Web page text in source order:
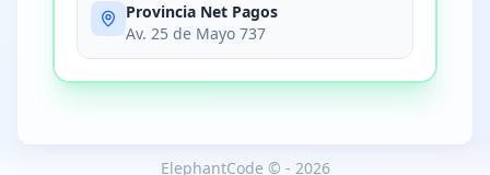
Provincia Net Pagos
Av. 25 de Mayo 737
ElephantCode © - 2026